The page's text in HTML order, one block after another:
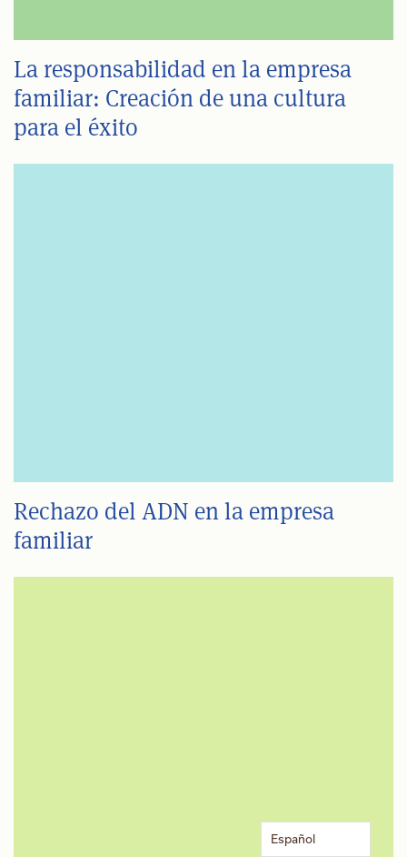
La responsabilidad en la empresa
familiar: Creación de una cultura
para el éxito
Rechazo del ADN en la empresa
familiar
Español